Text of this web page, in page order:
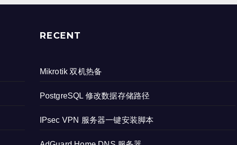
RECENT
Mikrotik 双机热备
PostgreSQL 修改数据存储路径
IPsec VPN 服务器一键安装脚本